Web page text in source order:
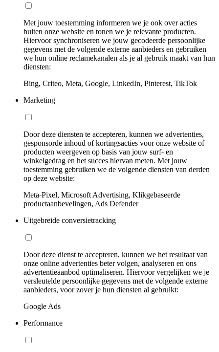
Met jouw toestemming informeren we je ook over acties
buiten onze website en tonen we je relevante producten.
Hiervoor synchroniseren we jouw gecodeerde persoonlijke
gegevens met de volgende externe aanbieders en gebruiken
we hun online reclamekanalen als je al gebruik maakt van hun
diensten:
Bing, Criteo, Meta, Google, LinkedIn, Pinterest, TikTok
Marketing
Door deze diensten te accepteren, kunnen we advertenties,
gesponsorde inhoud of kortingsacties voor onze website of
producten weergeven op basis van jouw surf- en
winkelgedrag en het succes hiervan meten. Met jouw
toestemming gebruiken we de volgende diensten van derden
op deze website:
Meta-Pixel, Microsoft Advertising, Klikgebaseerde
productaanbevelingen, Ads Defender
Uitgebreide conversietracking
Door deze dienst te accepteren, kunnen we het resultaat van
onze online advertenties beter volgen, analyseren en ons
advertentieaanbod optimaliseren. Hiervoor vergelijken we je
versleutelde persoonlijke gegevens met de volgende externe
aanbieders, voor zover je hun diensten al gebruikt:
Google Ads
Performance